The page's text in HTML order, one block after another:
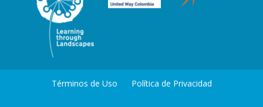
Términos de Uso Política de Privacidad